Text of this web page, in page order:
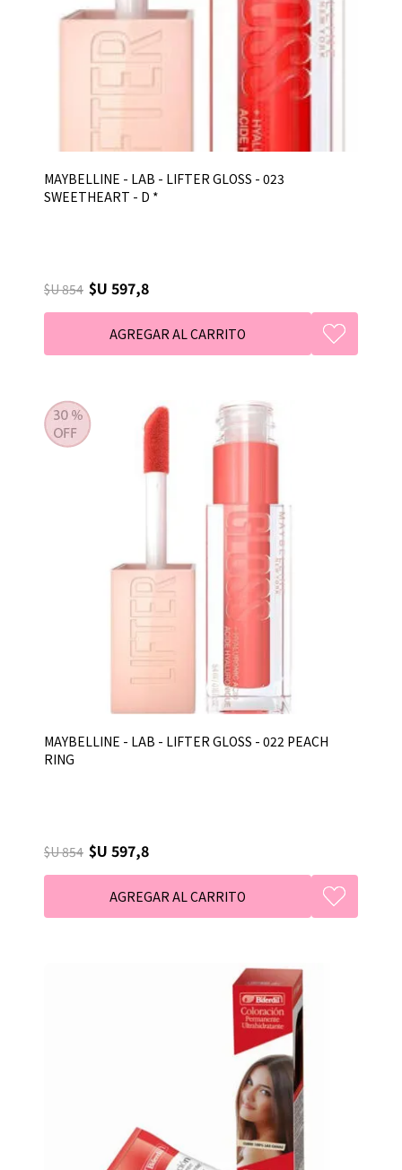
MAYBELLINE - LAB - LIFTER GLOSS - 023
SWEETHEART - D *
$U 854 $U 597,8
MAYBELLINE - LAB - LIFTER GLOSS - 022 PEACH
RING
$U 854 $U 597,8